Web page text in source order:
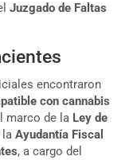
Juzgado de Faltas
encontraron
con cannabis
marco de la Ley de
la Ayudantía Fiscal
, a cargo del